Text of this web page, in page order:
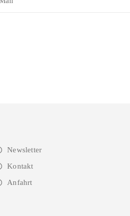
Newsletter
Kontakt
Anfahrt